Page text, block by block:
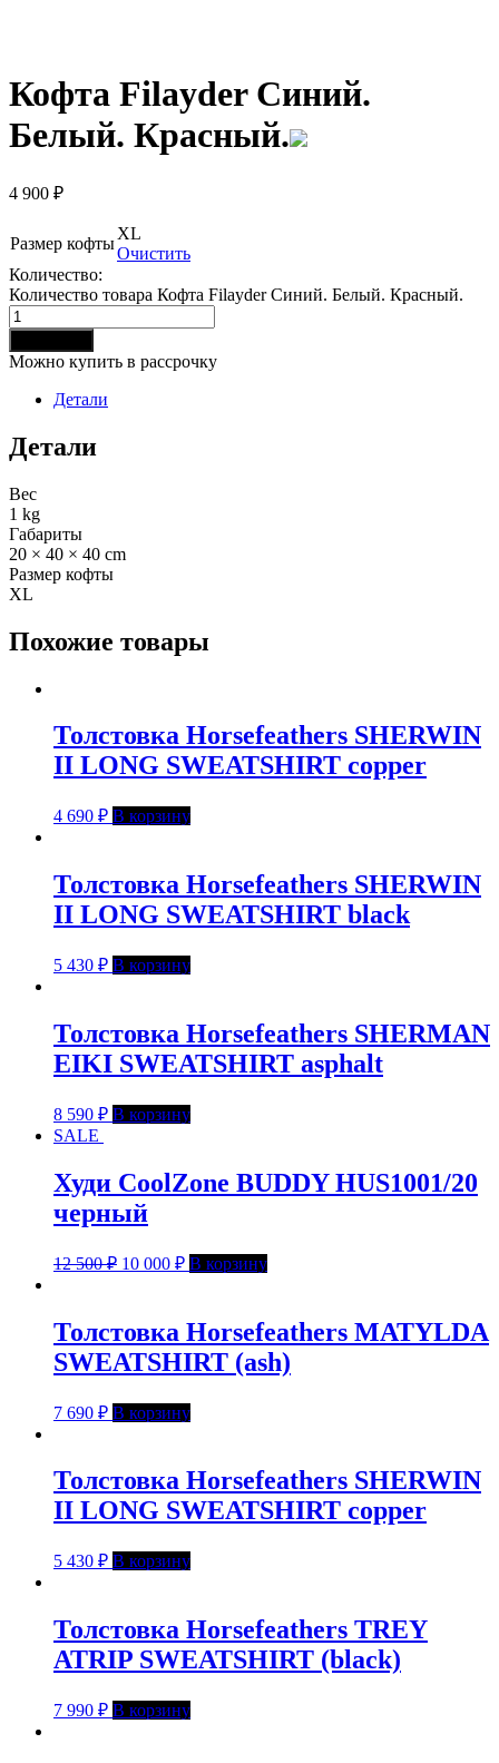
Кофта Filayder Синий.
Белый. Красный.
4 900 ₽
Размер кофты
XL
Очистить
Количество:
Количество товара Кофта Filayder Синий. Белый. Красный.
Можно купить в рассрочку
Детали
Детали
Вес
1 kg
Габариты
20 × 40 × 40 cm
Размер кофты
XL
Похожие товары
Толстовка Horsefeathers SHERWIN
II LONG SWEATSHIRT copper
4 690 ₽ В корзину
Толстовка Horsefeathers SHERWIN
II LONG SWEATSHIRT black
5 430 ₽ В корзину
Толстовка Horsefeathers SHERMAN
EIKI SWEATSHIRT asphalt
8 590 ₽ В корзину
SALE
Худи CoolZone BUDDY HUS1001/20
черный
12 500₽ 10 000 ₽ В корзину
Толстовка Horsefeathers MATYLDA
SWEATSHIRT (ash)
7 690 ₽ В корзину
Толстовка Horsefeathers SHERWIN
II LONG SWEATSHIRT copper
5 430 ₽ В корзину
Толстовка Horsefeathers TREY
ATRIP SWEATSHIRT (black)
7 990 ₽ В корзину